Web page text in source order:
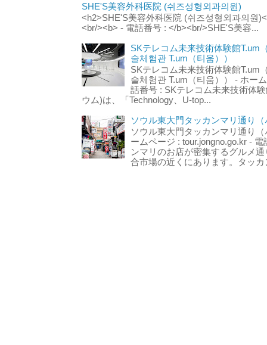
SHE'S美容外科医院 (쉬즈성형외과의원)
<h2>SHE'S美容外科医院 (쉬즈성형외과의원
<br/><b> - 電話番号 : </b><br/>SHE'S美容...
SKテレコム未来技術体験館T.um
술체험관 T.um（티움））
SKテレコム未来技術体験館T.um
술체험관 T.um（티움）） - ホー
話番号 : SKテレコム未来技術体
ウム)は、「Technology、U-top...
ソウル東大門タッカンマリ通り
ソウル東大門タッカンマリ通り
ームページ : tour.jongno.go.kr -
ンマリのお店が密集するグルメ
合市場の近くにあります。タッ